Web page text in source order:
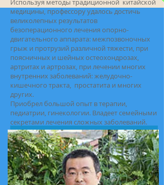
Используя методы традиционной китайской
медицины, профессору удалось достичь
великолепных результатов
безоперационного лечения опорно-
двигательного аппарата: межпозвоночных
грыж и протрузий различной тяжести, при
поясничных и шейных остеохондрозах,
артритах и артрозах, при лечении многих
внутренних заболеваний: желудочно-
кишечного тракта, простатита и многих
других.
Приобрел большой опыт в терапии,
педиатрии, гинекологии. Владеет семейными
секретами лечения сложных заболеваний.